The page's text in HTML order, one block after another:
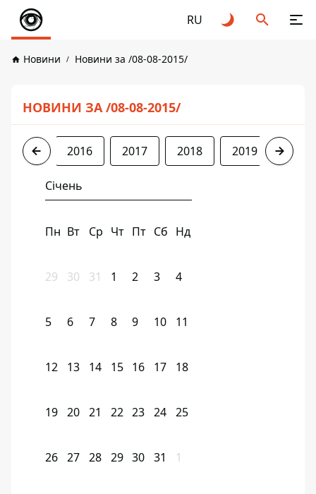
RU
Новини Новини за /08-08-2015/
НОВИНИ ЗА /08-08-2015/
2015 2016 2017 2018 2019 2020
Січень
Пн Вт Ср Чт Пт Сб Нд
29 30 31 1 2 3 4
5 6 7 8 9 10 11
12 13 14 15 16 17 18
19 20 21 22 23 24 25
26 27 28 29 30 31 1